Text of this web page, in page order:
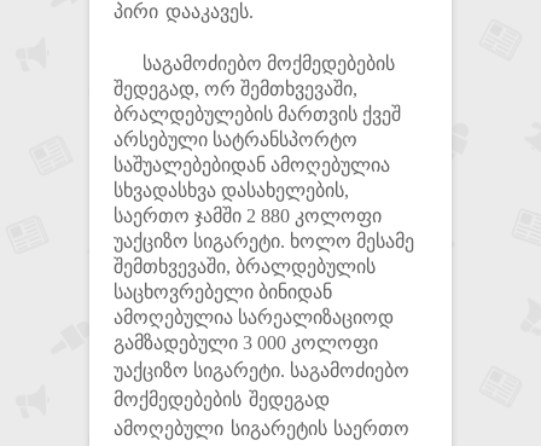
პირი დააკავეს.
საგამოძიებო მოქმედებების
შედეგად, ორ შემთხვევაში,
ბრალდებულების მართვის ქვეშ
არსებული სატრანსპორტო
საშუალებებიდან ამოღებულია
სხვადასხვა დასახელების,
საერთო ჯამში 2 880 კოლოფი
უაქციზო სიგარეტი. ხოლო მესამე
შემთხვევაში, ბრალდებულის
საცხოვრებელი ბინიდან
ამოღებულია სარეალიზაციოდ
გამზადებული 3 000 კოლოფი
უაქციზო სიგარეტი. საგამოძიებო
მოქმედებების შედეგად
ამოღებული სიგარეტის საერთო